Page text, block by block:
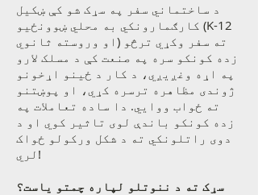
د ساختماني سفر په سړک شو کې ښکیل
کارګمارونکي به محلي ښوونځیو (K-12
او وروسته ثانوي) ته سفر وکړي ترڅو
زده کونکو سره په صنعت کې د مسلک لارو
په اړه وغږیږي، د کار د ځینو اړخونو
ژوندی مظاهره ترسره کړي، او پوښتنو
ته ځواب ووایي. دا ساده تعاملات په
زده کونکو باندې لوی تاثیر کوي او د
دوی راتلونکي ته د شکل ورکولو ځواک
لري!
سړک ته د ننوتلو لپاره چمتو یاست؟